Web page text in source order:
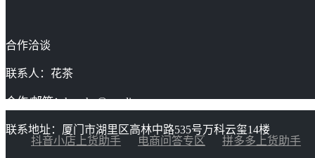
合作洽谈
联系人：花茶
合作/邮箱：huacha@gaoding.com
联系地址：厦门市湖里区高林中路535号万科云玺14楼
抖音小店上货助手
电商问答专区 拼多多上货助手